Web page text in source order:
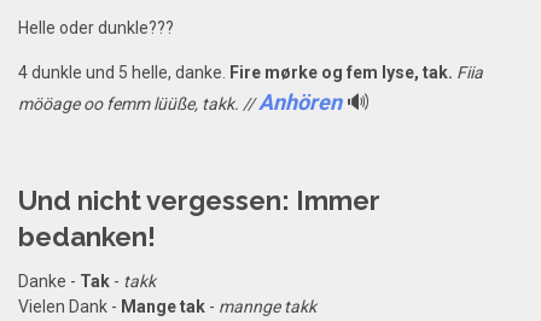
Helle oder dunkle???
4 dunkle und 5 helle, danke. Fire mørke og fem lyse, tak. Fiia
mööage oo femm lüüße, takk. //Anhören🔊
Und nicht vergessen: Immer
bedanken!
Danke - Tak - takk
Vielen Dank - Mange tak - mannge takk